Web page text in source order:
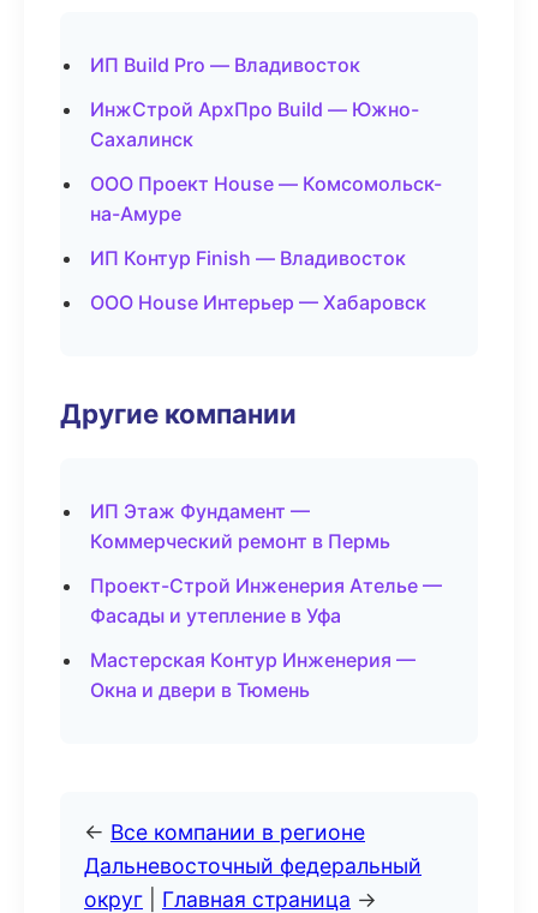
ИП Build Pro — Владивосток
ИнжСтрой АрхПро Build — Южно-
Сахалинск
ООО Проект House — Комсомольск-
на-Амуре
ИП Контур Finish — Владивосток
ООО House Интерьер — Хабаровск
Другие компании
ИП Этаж Фундамент —
Коммерческий ремонт в Пермь
Проект-Строй Инженерия Ателье —
Фасады и утепление в Уфа
Мастерская Контур Инженерия —
Окна и двери в Тюмень
← Все компании в регионе
Дальневосточный федеральный
округ
Главная страница →